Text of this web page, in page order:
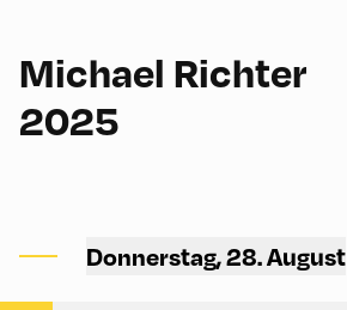
Michael Richter
2025
Donnerstag, 28. August
CCA – Rogger-Saal